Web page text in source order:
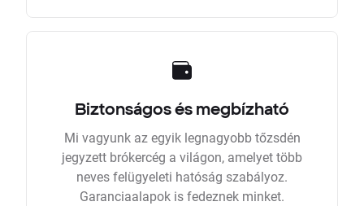
Biztonságos és megbízható
Mi vagyunk az egyik legnagyobb tőzsdén
jegyzett brókercég a világon, amelyet több
neves felügyeleti hatóság szabályoz.
Garanciaalapok is fedeznek minket.